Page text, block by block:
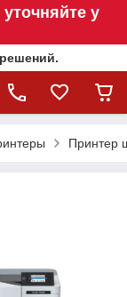
у
Принтер